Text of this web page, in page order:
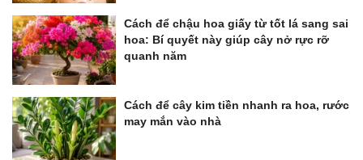
Cách để chậu hoa giấy từ tốt lá sang sai
hoa: Bí quyết này giúp cây nở rực rỡ
quanh năm
Cách để cây kim tiền nhanh ra hoa, rước
may mắn vào nhà